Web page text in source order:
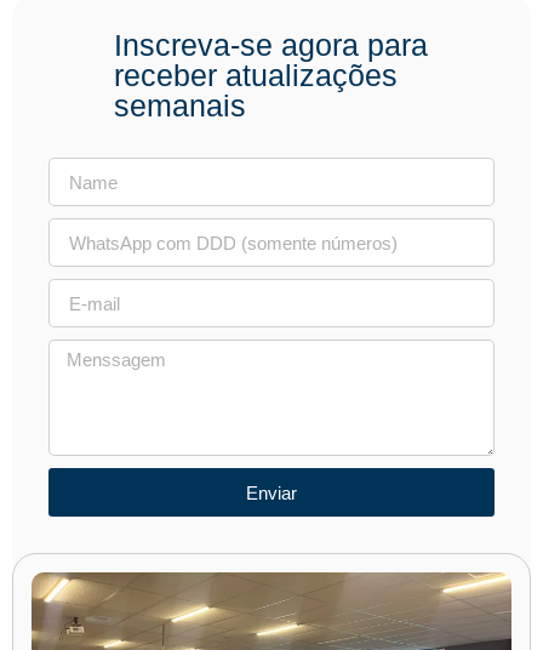
Inscreva-se agora para
receber atualizações
semanais
Enviar